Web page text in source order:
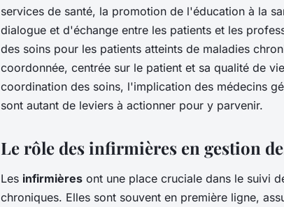
services de santé, la promotion de l'éducation à la
dialogue et d'échange entre les patients et les
des soins pour les patients atteints de maladies
coordonnée, centrée sur le patient et sa qualité de
coordination des soins, l'implication des médecins
sont autant de leviers à actionner pour y parvenir.
Le rôle des infirmières en gestion
Les infirmières ont une place cruciale dans le suivi
chroniques. Elles sont souvent en première ligne,